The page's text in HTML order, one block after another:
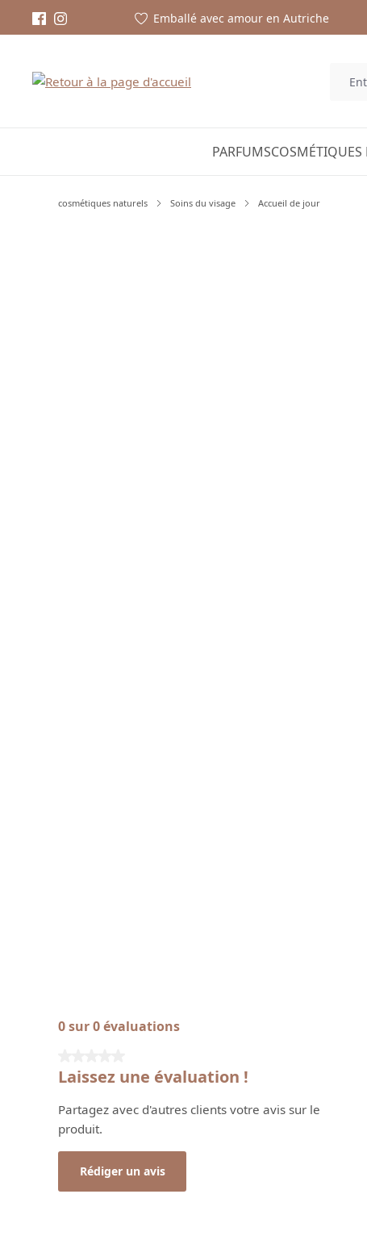
Emballé avec amour en Autriche
PARFUMSCOSMÉTIQUES
cosmétiques naturels Soins du visage Accueil de jour
0 sur 0 évaluations
Laissez une évaluation !
Partagez avec d'autres clients votre avis sur le
produit.
Rédiger un avis